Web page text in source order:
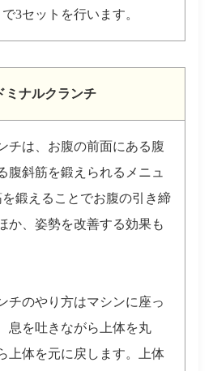
3セットを行います。
ミナルクランチ
チは、お腹の前面にある腹
腹斜筋を鍛えられるメニュ
鍛えることでお腹の引き締
か、姿勢を改善する効果も
チのやり方はマシンに座っ
息を吐きながら上体を丸
上体を元に戻します。上体